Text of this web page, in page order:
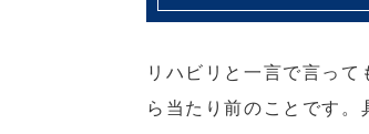
リハビリと一言で言っ
ら当たり前のことです。